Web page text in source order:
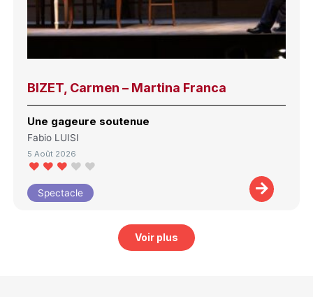
BIZET, Carmen – Martina Franca
Une gageure soutenue
Fabio LUISI
5 Août 2026
Spectacle
Voir plus